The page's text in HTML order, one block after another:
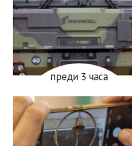
преди 3 часа